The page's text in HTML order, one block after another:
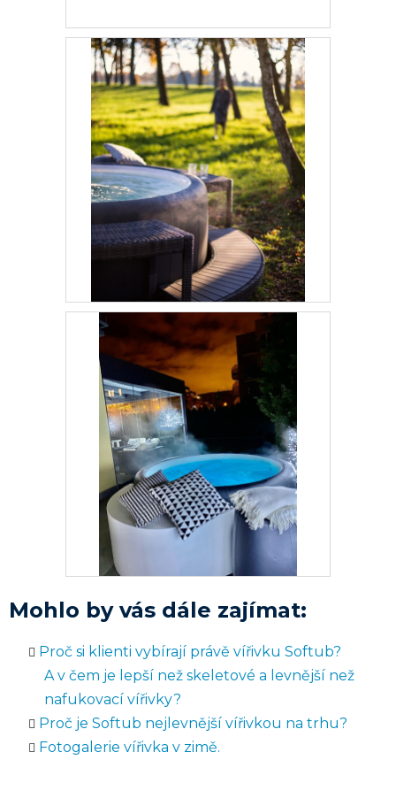
Mohlo by vás dále zajímat:
Proč si klienti vybírají právě vířivku Softub?
A v čem je lepší než skeletové a levnější než
nafukovací vířivky?
Proč je Softub nejlevnější vířivkou na trhu?
Fotogalerie vířivka v zimě.